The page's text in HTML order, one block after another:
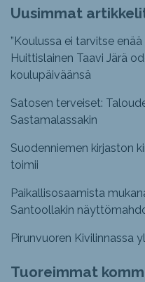
Uusimmat
”Koulussa ei tarvitse
Huittislainen Taavi Järä
koulupäiväänsä
Satosen terveiset:
Sastamalassakin
Suodenniemen kirjaston
toimii
Paikallisosaamista
Santoollakin
Pirunvuoren Kivilinnassa
Tuoreimmat